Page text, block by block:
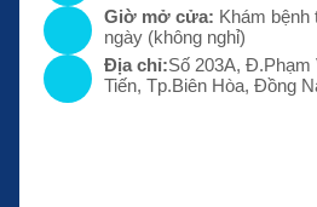
Giờ mở cửa: Khám bệnh
ngày (không nghỉ)
Địa chỉ:Số 203A, Đ.Phạm
Tiến, Tp.Biên Hòa, Đồng